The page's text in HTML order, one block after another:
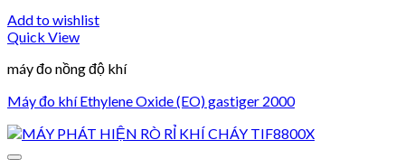
Add to wishlist
Quick View
máy đo nồng độ khí
Máy đo khí Ethylene Oxide (EO) gastiger 2000